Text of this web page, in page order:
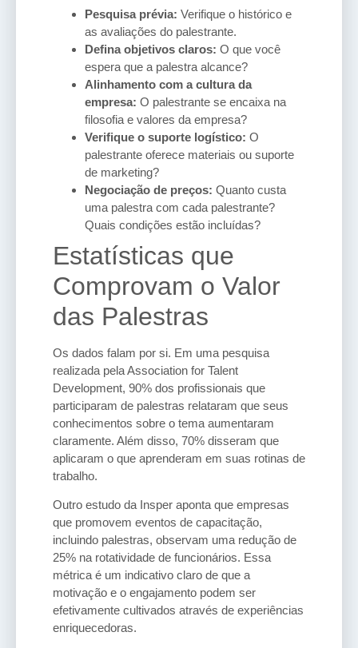
Pesquisa prévia: Verifique o histórico e
as avaliações do palestrante.
Defina objetivos claros: O que você
espera que a palestra alcance?
Alinhamento com a cultura da
empresa: O palestrante se encaixa na
filosofia e valores da empresa?
Verifique o suporte logístico: O
palestrante oferece materiais ou suporte
de marketing?
Negociação de preços: Quanto custa
uma palestra com cada palestrante?
Quais condições estão incluídas?
Estatísticas que
Comprovam o Valor
das Palestras
Os dados falam por si. Em uma pesquisa
realizada pela Association for Talent
Development, 90% dos profissionais que
participaram de palestras relataram que seus
conhecimentos sobre o tema aumentaram
claramente. Além disso, 70% disseram que
aplicaram o que aprenderam em suas rotinas de
trabalho.
Outro estudo da Insper aponta que empresas
que promovem eventos de capacitação,
incluindo palestras, observam uma redução de
25% na rotatividade de funcionários. Essa
métrica é um indicativo claro de que a
motivação e o engajamento podem ser
efetivamente cultivados através de experiências
enriquecedoras.